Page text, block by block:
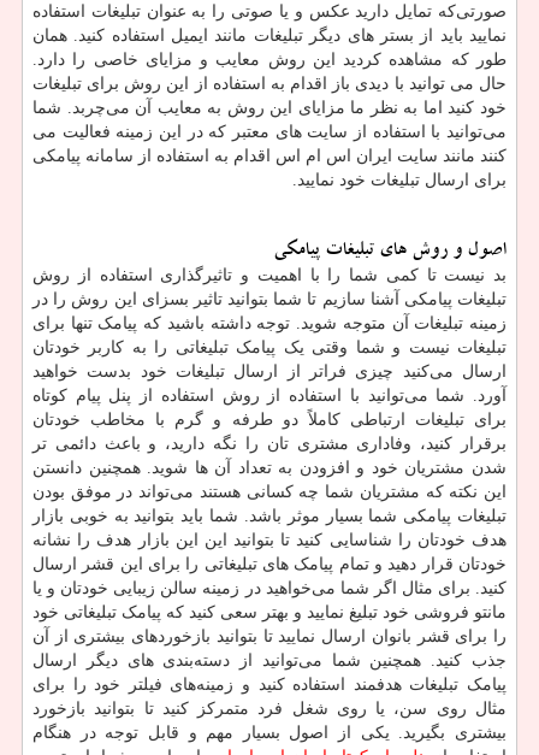
صورتی‌که تمایل دارید عکس و یا صوتی را به ‌عنوان تبلیغات استفاده
نمایید باید از بستر های دیگر تبلیغات مانند ایمیل استفاده کنید‌. همان
‌طور که مشاهده کردید این روش معایب و مزایای خاصی را دارد.
حال می توانید با دیدی باز اقدام به استفاده از این روش برای تبلیغات
خود کنید اما به نظر ما مزایای این روش به معایب آن می‌چربد. شما
می‌توانید با استفاده از سایت‌ های معتبر که در این زمینه فعالیت می
کنند مانند سایت ایران اس ام اس اقدام به استفاده از سامانه پیامکی
برای ارسال تبلیغات خود نمایید.
اصول و روش های تبلیغات پیامکی
بد نیست تا کمی شما را با اهمیت و تاثیرگذاری استفاده از روش
تبلیغات پیامکی آشنا سازیم تا شما بتوانید تاثیر بسزای این روش را در
زمینه تبلیغات آن متوجه شوید. توجه داشته باشید که پیامک تنها برای
تبلیغات نیست و شما وقتی یک پیامک تبلیغاتی را به کاربر خودتان
ارسال می‌کنید چیزی فراتر از ارسال تبلیغات خود بدست خواهید
آورد. شما می‌توانید با استفاده از روش استفاده از پنل پیام کوتاه
برای تبلیغات ارتباطی کاملاً دو طرفه و گرم با مخاطب خودتان
برقرار کنید، وفاداری مشتری تان را نگه دارید، و باعث دائمی تر
شدن مشتریان خود و افزودن به تعداد آن‌ ها شوید. همچنین دانستن
این نکته که مشتریان شما چه کسانی هستند می‌تواند در موفق بودن
تبلیغات پیامکی شما بسیار موثر باشد. شما باید بتوانید به خوبی بازار
هدف خودتان را شناسایی کنید تا بتوانید این این بازار هدف را نشانه
خودتان قرار دهید و تمام پیامک‌ های تبلیغاتی را برای این قشر ارسال
کنید. برای مثال اگر شما می‌خواهید در زمینه سالن زیبایی خودتان و یا
مانتو فروشی خود تبلیغ نمایید و بهتر سعی کنید که پیامک تبلیغاتی خود
را برای قشر بانوان ارسال نمایید تا بتوانید بازخوردهای بیشتری از آن
جذب کنید. همچنین شما می‌توانید از دسته‌بندی ‌های دیگر ارسال
پیامک تبلیغات هدفمند استفاده کنید و زمینه‌های فیلتر خود را برای
مثال روی سن، یا روی شغل فرد متمرکز کنید تا بتوانید بازخورد
بیشتری بگیرید. یکی از اصول بسیار مهم و قابل‌ توجه در هنگام